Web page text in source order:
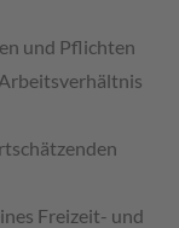
und Pflichten
Freizeit- und